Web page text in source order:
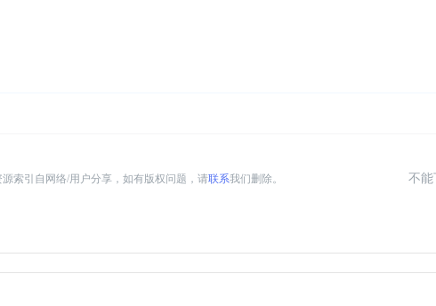
索引自网络/用户分享，如有版权问题，请联系我们删除。 不能